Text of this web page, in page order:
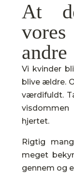
At
andre
Vi kvinder
blive ældre.
værdifuldt.
hjertet.
Rigtig
meget
gennem og